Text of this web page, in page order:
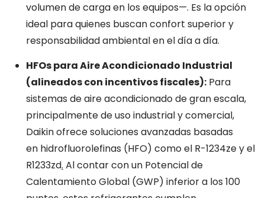
volumen de carga en los equipos—. Es la opción
ideal para quienes buscan confort superior y
responsabilidad ambiental en el día a día.
HFOs para Aire Acondicionado Industrial
(alineados con incentivos fiscales):Para
sistemas de aire acondicionado de gran escala,
principalmente de uso industrial y comercial,
Daikin ofrece soluciones avanzadas basadas
en hidrofluorolefinas (HFO) como el R-1234ze y el
R1233zd. Al contar con un Potencial de
Calentamiento Global (GWP) inferior a los 100